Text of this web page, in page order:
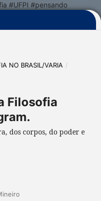
#UFPI #pensando
NO BRASIL/VARIA /
Filosofia
dos corpos, do poder e